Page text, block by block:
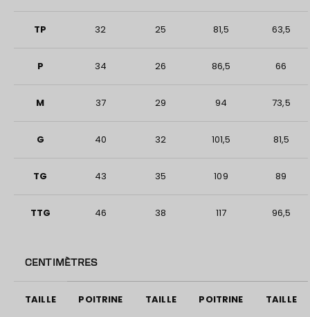
TP 32 25 81,5 63,5
P 34 26 86,5 66
M 37 29 94 73,5
G 40 32 101,5 81,5
TG 43 35 109 89
TTG 46 38 117 96,5
CENTIMÈTRES
TAILLE POITRINE TAILLE POITRINE TAILLE